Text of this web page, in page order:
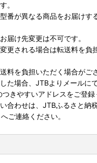
。
番が異なる商品をお届けす
届け先変更は不可です。
更される場合は転送料を負
料を負担いただく場合がご
た場合、JTBよりメールに
きやすいアドレスをご登録
合わせは、JTBふるさと納
ご連絡ください。